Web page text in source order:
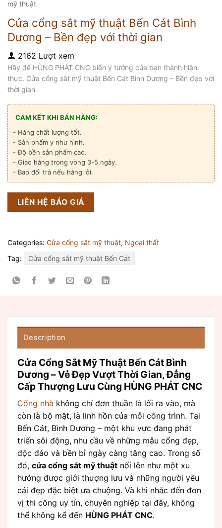
mỹ thuật
Cửa cổng sắt mỹ thuật Bến Cát Bình
Dương – Bền đẹp với thời gian
2162 Lượt xem
Hãy để HÙNG PHÁT CNC biến ý tưởng của bạn thành hiện
thực. Cửa cổng sắt mỹ thuật Bến Cát Bình Dương – Bền đẹp với
thời gian
CAM KẾT KHI BÁN HÀNG:
- Hàng chất lượng tốt.
- Sản phẩm y như hình.
- Độ bền sản phẩm cao.
- Giao hàng trong vòng 3-5 ngày.
- Bao đổi trả nếu hàng lỗi.
LIÊN HỆ BÁO GIÁ
Categories: Cửa cổng sắt mỹ thuật, Ngoại thất
Tag:
Cửa cổng sắt mỹ thuật Bến Cát
Description
Cửa Cổng Sắt Mỹ Thuật Bến Cát Bình
Dương – Vẻ Đẹp Vượt Thời Gian, Đẳng
Cấp Thượng Lưu Cùng HÙNG PHÁT CNC
Cổng nhà không chỉ đơn thuần là lối ra vào, mà
còn là bộ mặt, là linh hồn của mỗi công trình. Tại
Bến Cát, Bình Dương – một khu vực đang phát
triển sôi động, nhu cầu về những mẫu cổng đẹp,
độc đáo và bền bỉ ngày càng tăng cao. Trong số
đó, cửa cổng sắt mỹ thuật nổi lên như một xu
hướng được giới thượng lưu và những người yêu
cái đẹp đặc biệt ưa chuộng. Và khi nhắc đến đơn
vị thi công uy tín, chuyên nghiệp tại đây, không
thể không kể đến HÙNG PHÁT CNC.